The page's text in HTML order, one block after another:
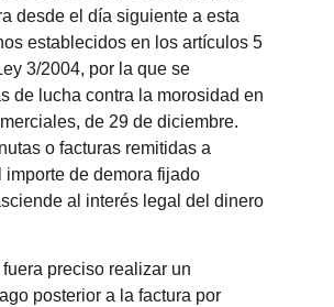
desde el día siguiente a esta
establecidos en los artículos 5
3/2004, por la que se
de lucha contra la morosidad en
de 29 de diciembre.
o facturas remitidas a
importe de demora fijado
al interés legal del dinero
preciso realizar un
posterior a la factura por